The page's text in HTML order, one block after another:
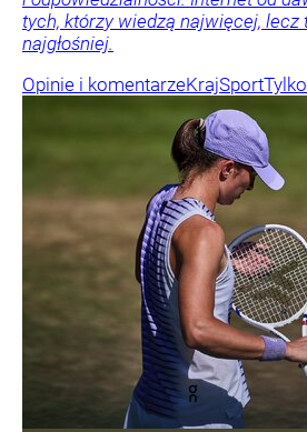
tych, którzy wiedzą najwięcej, lecz
najgłośniej.
Opinie i komentarzeKrajSport